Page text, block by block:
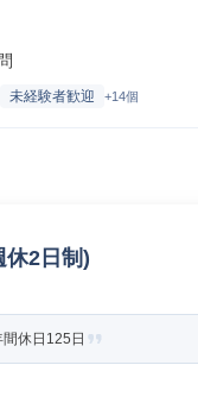
未経験者歓迎 +14個
休2日制)
休日125日